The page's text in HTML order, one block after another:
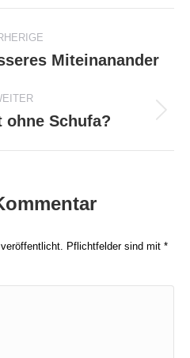
VorherigerMiteinanander
Nächster
ohne Schufa?
Pflichtfelder sind mit *